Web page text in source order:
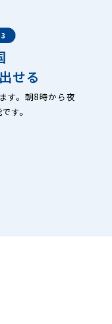
せる
す。朝8時から夜
す。